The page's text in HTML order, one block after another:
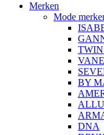
Merken
Mode
BY
DNA